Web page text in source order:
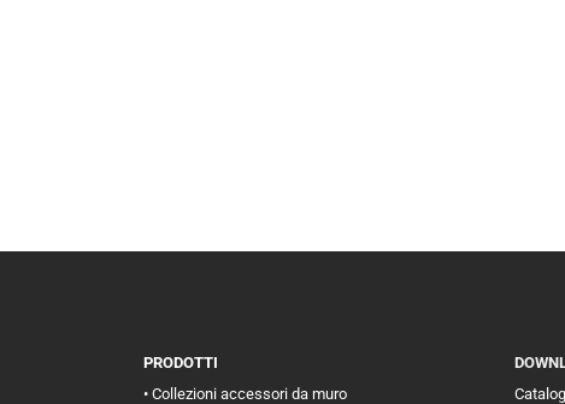
PRODOTTI
• Collezioni accessori da muro